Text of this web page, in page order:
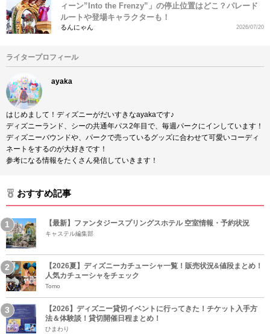
ィーン”Into the Frenzy”」の停止位置はどこ？パレード
ルートや登場キャラクターも！
るんにゃん 2026/07/20
ライタープロフィール
ayaka
はじめまして！ディズニーがだいすきなayakaです♪
ディズニーランド、シーの共通年パス2年目で、毎週パークにインしています！
ディズニーバウンドや、パークで売っているグッズに合わせて可愛いコーディ
ネートをするのが大好きです！
参考になる情報をたくさん発信していきます！
おすすめ記事
【最新】ファンタジースプリングスホテル 空室情報・予約状況
キャステル編集部
【2026夏】ディズニーカチューシャ一覧！販売状況&値段まとめ！
人気カチューシャをチェック
Tomo
【2026】ディズニー貸切イベントに行ってきた！チケット入手方
法＆体験談！貸切開催日程まとめ！
ひまわり